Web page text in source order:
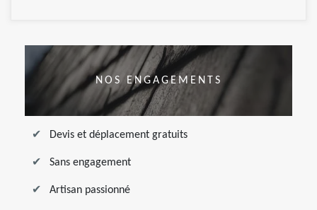
NOS ENGAGEMENTS
Devis et déplacement gratuits
Sans engagement
Artisan passionné